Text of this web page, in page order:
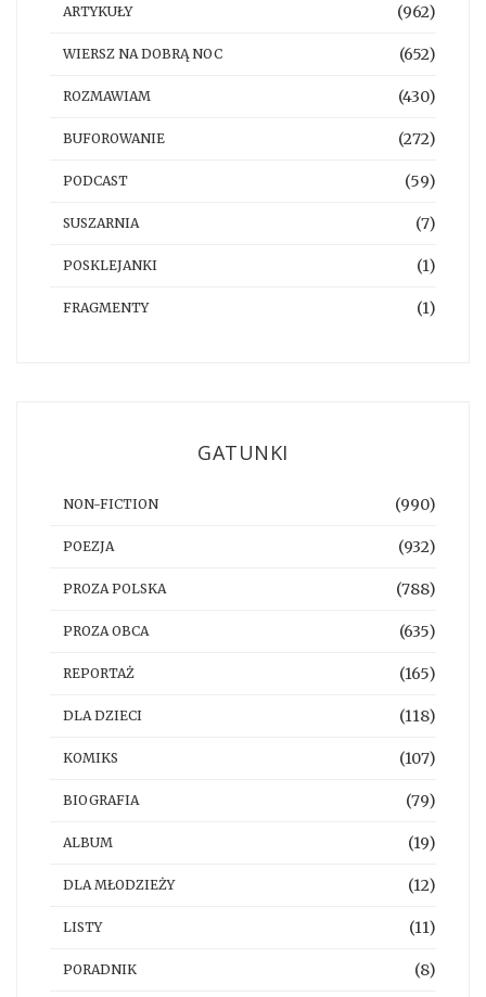
ARTYKUŁY (962)
WIERSZ NA DOBRĄ NOC (652)
ROZMAWIAM (430)
BUFOROWANIE (272)
PODCAST (59)
SUSZARNIA (7)
POSKLEJANKI (1)
FRAGMENTY (1)
GATUNKI
NON-FICTION (990)
POEZJA (932)
PROZA POLSKA (788)
PROZA OBCA (635)
REPORTAŻ (165)
DLA DZIECI (118)
KOMIKS (107)
BIOGRAFIA (79)
ALBUM (19)
DLA MŁODZIEŻY (12)
LISTY (11)
PORADNIK (8)